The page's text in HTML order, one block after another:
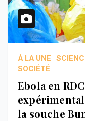
À LA UNE
SOCIÉTÉ
Ebola en
la souche